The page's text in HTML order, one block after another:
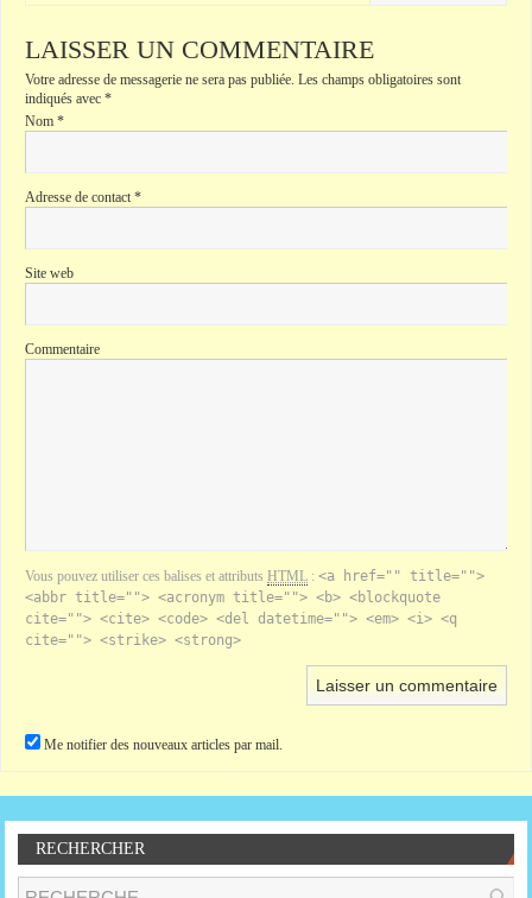
LAISSER UN COMMENTAIRE
Votre adresse de messagerie ne sera pas publiée. Les champs obligatoires sont
indiqués avec *
Nom *
Adresse de contact *
Site web
Commentaire
Vous pouvez utiliser ces balises et attributs HTML : <a href="" title="">
<abbr title=""> <acronym title=""> <b> <blockquote
cite=""> <cite> <code> <del datetime=""> <em> <i> <q
cite=""> <strike> <strong>
Me notifier des nouveaux articles par mail.
RECHERCHER